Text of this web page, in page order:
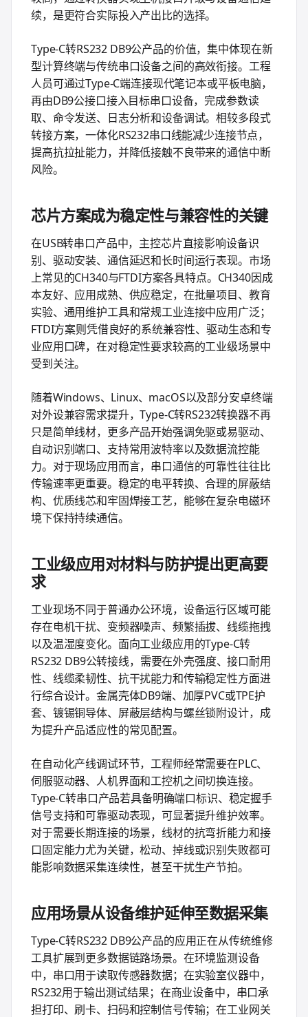
续，是更符合实际投入产出比的选择。
Type-C转RS232 DB9公产品的价值，集中体现在新
型计算终端与传统串口设备之间的高效衔接。工程
人员可通过Type-C端连接现代笔记本或平板电脑，
再由DB9公接口接入目标串口设备，完成参数读
取、命令发送、日志分析和设备调试。相较多段式
转接方案，一体化RS232串口线能减少连接节点，
提高抗拉扯能力，并降低接触不良带来的通信中断
风险。
芯片方案成为稳定性与兼容性的关键
在USB转串口产品中，主控芯片直接影响设备识
别、驱动安装、通信延迟和长时间运行表现。市场
上常见的CH340与FTDI方案各具特点。CH340因成
本友好、应用成熟、供应稳定，在批量项目、教育
实验、通用维护工具和常规工业连接中应用广泛；
FTDI方案则凭借良好的系统兼容性、驱动生态和专
业应用口碑，在对稳定性要求较高的工业级场景中
受到关注。
随着Windows、Linux、macOS以及部分安卓终端
对外设兼容需求提升，Type-C转RS232转换器不再
只是简单线材，更多产品开始强调免驱或易驱动、
自动识别端口、支持常用波特率以及数据流控能
力。对于现场应用而言，串口通信的可靠性往往比
传输速率更重要。稳定的电平转换、合理的屏蔽结
构、优质线芯和牢固焊接工艺，能够在复杂电磁环
境下保持持续通信。
工业级应用对材料与防护提出更高要
求
工业现场不同于普通办公环境，设备运行区域可能
存在电机干扰、变频器噪声、频繁插拔、线缆拖拽
以及温湿度变化。面向工业级应用的Type-C转
RS232 DB9公转接线，需要在外壳强度、接口耐用
性、线缆柔韧性、抗干扰能力和传输稳定性方面进
行综合设计。金属壳体DB9端、加厚PVC或TPE护
套、镀锡铜导体、屏蔽层结构与螺丝锁附设计，成
为提升产品适应性的常见配置。
在自动化产线调试环节，工程师经常需要在PLC、
伺服驱动器、人机界面和工控机之间切换连接。
Type-C转串口产品若具备明确端口标识、稳定握手
信号支持和可靠驱动表现，可显著提升维护效率。
对于需要长期连接的场景，线材的抗弯折能力和接
口固定能力尤为关键，松动、掉线或识别失败都可
能影响数据采集连续性，甚至干扰生产节拍。
应用场景从设备维护延伸至数据采集
Type-C转RS232 DB9公产品的应用正在从传统维修
工具扩展到更多数据链路场景。在环境监测设备
中，串口用于读取传感器数据；在实验室仪器中，
RS232用于输出测试结果；在商业设备中，串口承
担打印、刷卡、扫码和控制信号传输；在工业网关